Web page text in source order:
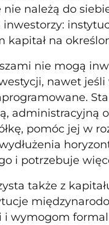
należą do
inwestorzy:
kapitał na
nie mogą
nawet
administracyjną
pomóc jej w
i potrzebuje
także z
wymogom